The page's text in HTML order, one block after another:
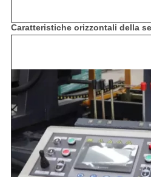
Caratteristiche orizzontali della